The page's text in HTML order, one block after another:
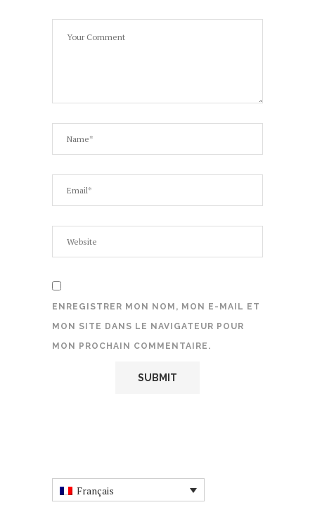
ENREGISTRER MON NOM, MON E-MAIL ET
MON SITE DANS LE NAVIGATEUR POUR
MON PROCHAIN COMMENTAIRE.
Français